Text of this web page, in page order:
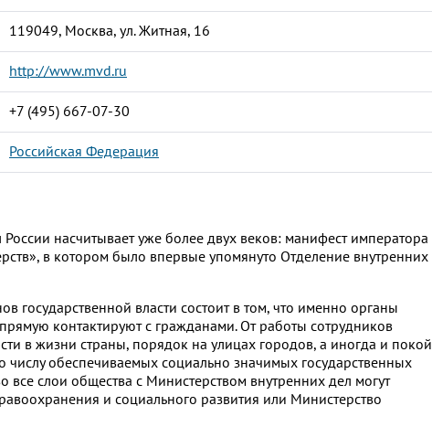
119049, Москва, ул. Житная, 16
http://www.mvd.ru
+7 (495) 667-07-30
Российская Федерация
насчитывает уже более двух веков: манифест императора
в котором было впервые упомянуто Отделение внутренних
государственной власти состоит в том, что именно органы
контактируют с гражданами. От работы сотрудников
в жизни страны, порядок на улицах городов, а иногда и покой
обеспечиваемых социально значимых государственных
слои общества с Министерством внутренних дел могут
и социального развития или Министерство